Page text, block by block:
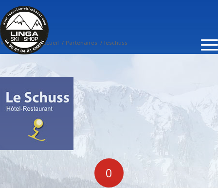
LESCHUSS
Vous êtes ici : Accueil / Partenaires / leschuss
0